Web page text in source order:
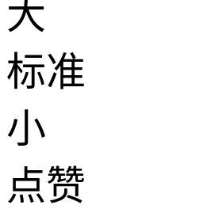
大
标准
小
点赞